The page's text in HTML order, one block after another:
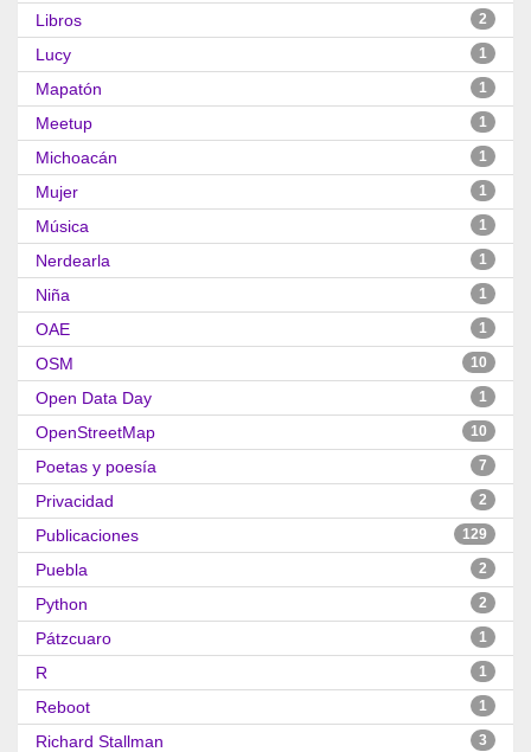
Libros 2
Lucy 1
Mapatón 1
Meetup 1
Michoacán 1
Mujer 1
Música 1
Nerdearla 1
Niña 1
OAE 1
OSM 10
Open Data Day 1
OpenStreetMap 10
Poetas y poesía 7
Privacidad 2
Publicaciones 129
Puebla 2
Python 2
Pátzcuaro 1
R 1
Reboot 1
Richard Stallman 3